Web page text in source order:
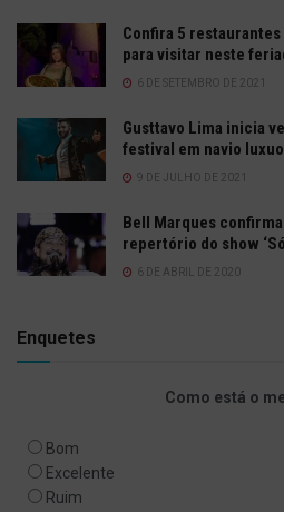
Confira 5
para visitar neste
6 DE SETEMBRO DE 2021
Gusttavo Lima inicia
festival em navio
9 DE JULHO DE 2021
Bell Marques
repertório do show
6 DE ABRIL DE 2020
Enquetes
Como está o
Bom
Excelente
Ruim